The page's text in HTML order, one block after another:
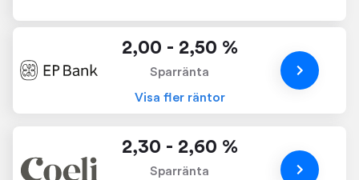
2,00 - 2,50 %
Sparränta
Visa fler räntor
2,30 - 2,60 %
Sparränta